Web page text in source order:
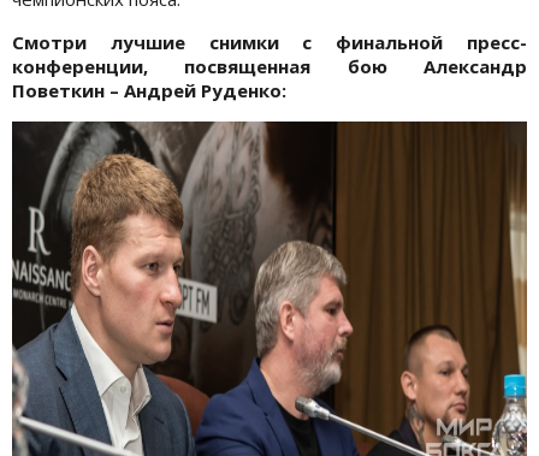
Смотри лучшие снимки с финальной пресс-
конференции, посвященная бою Александр
Поветкин – Андрей Руденко: